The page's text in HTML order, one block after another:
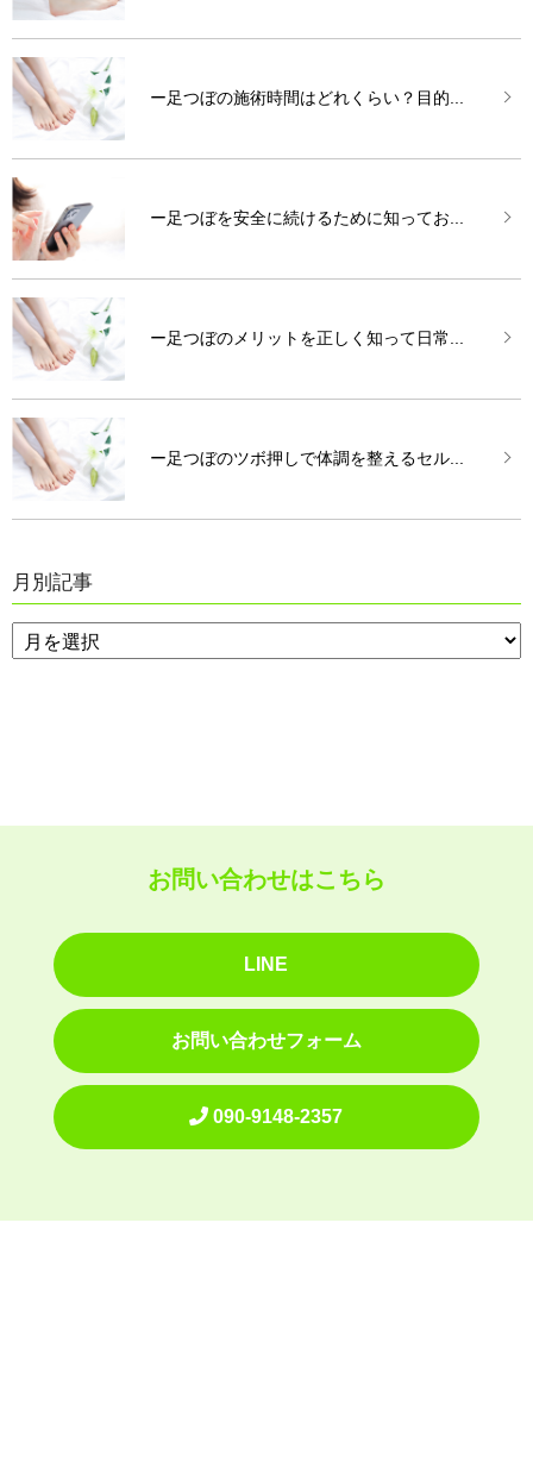
ー足つぼの施術時間はどれくらい？目的...
ー足つぼを安全に続けるために知ってお...
ー足つぼのメリットを正しく知って日常...
ー足つぼのツボ押しで体調を整えるセル...
月別記事
お問い合わせはこちら
LINE
お問い合わせフォーム
090-9148-2357